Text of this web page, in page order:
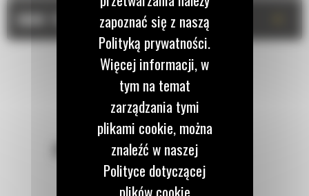
DANE TECHNICZNE
POZOSTAŃMY W KONTAKCIE
zapoznać się z naszą
Polityką prywatności.
Więcej informacji, w
tym na temat
zarządzania tymi
plikami cookie, można
znaleźć w naszej
Polityce dotyczącej
plików cookie